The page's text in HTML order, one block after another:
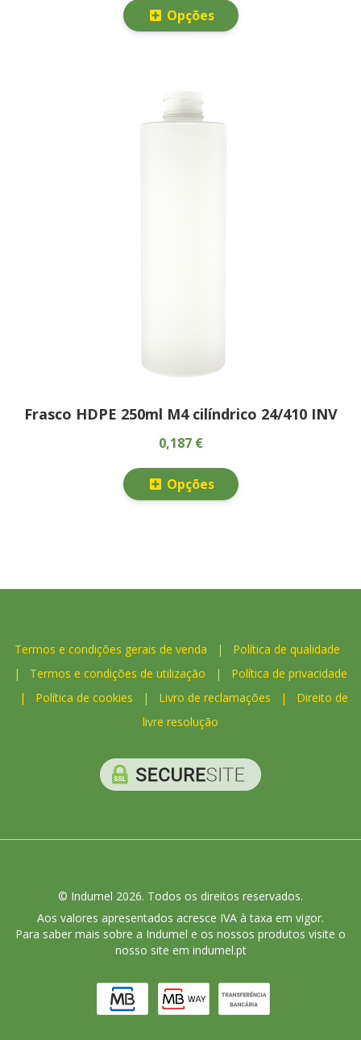
Opções
Frasco HDPE 250ml M4 cilíndrico 24/410 INV
0,187 €
Opções
Termos e condições gerais de venda | Política de qualidade
| Termos e condições de utilização | Política de privacidade
| Política de cookies | Livro de reclamações | Direito de
livre resolução
© Indumel 2026. Todos os direitos reservados.
Aos valores apresentados acresce IVA à taxa em vigor.
Para saber mais sobre a Indumel e os nossos produtos visite o
nosso site em indumel.pt